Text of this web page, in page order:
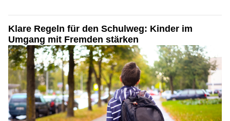
Klare Regeln für den Schulweg: Kinder im
Umgang mit Fremden stärken